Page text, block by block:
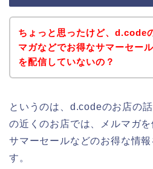
ちょっと思ったけど、d.code
マガなどでお得なサマーセー
を配信していないの？
というのは、d.codeのお店の
の近くのお店では、メルマガ
サマーセールなどのお得な情
す。